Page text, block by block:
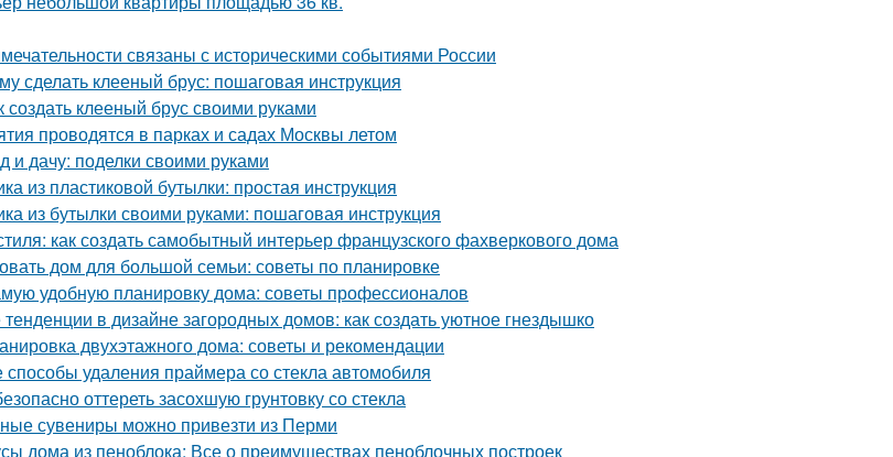
связаны с историческими событиями России
сделать клееный брус: пошаговая инструкция
создать клееный брус своими руками
проводятся в парках и садах Москвы летом
и дачу: поделки своими руками
из пластиковой бутылки: простая инструкция
из бутылки своими руками: пошаговая инструкция
как создать самобытный интерьер французского фахверкового дома
дом для большой семьи: советы по планировке
удобную планировку дома: советы профессионалов
в дизайне загородных домов: как создать уютное гнездышко
двухэтажного дома: советы и рекомендации
удаления праймера со стекла автомобиля
оттереть засохшую грунтовку со стекла
сувениры можно привезти из Перми
дома из пеноблока: Все о преимуществах пеноблочных построек